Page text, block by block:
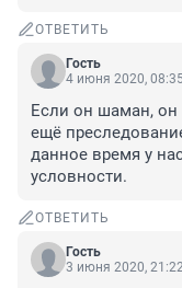
ОТВЕТИТЬ
Гость
4 июня 2020,
Если он шаман, он
ещё
данное время у
условности.
ОТВЕТИТЬ
Гость
3 июня 2020,